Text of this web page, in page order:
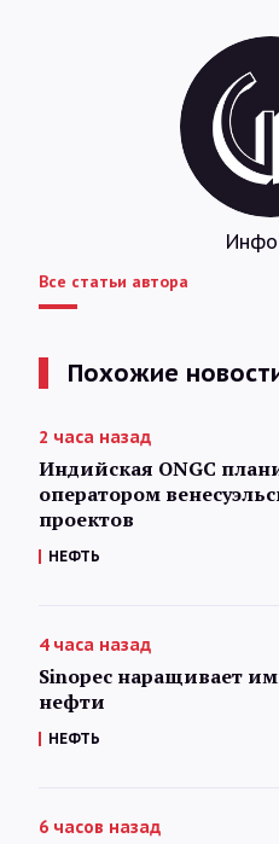
Все статьи автора
Похожие
2 часа назад
Индийская ONGC
оператором
проектов
НЕФТЬ
4 часа назад
Sinopec наращивает
нефти
НЕФТЬ
6 часов назад